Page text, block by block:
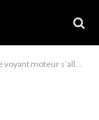
s’allume sur Kia Carens ?